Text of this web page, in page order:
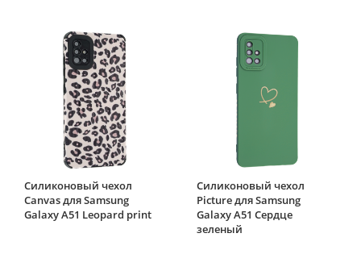
Силиконовый чехол
Canvas для Samsung
Galaxy A51 Leopard print
Силиконовый чехол
Picture для Samsung
Galaxy A51 Сердце
зеленый